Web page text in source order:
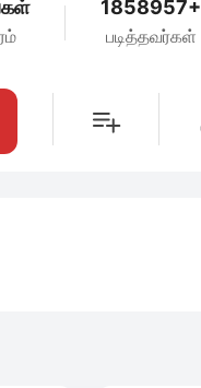
1858957+
படித்தவர்கள்